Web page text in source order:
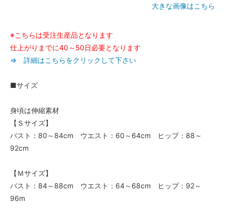
大きな画像はこちら
※こちらは受注生産品となります
仕上がりまでに40～50日必要となります
⇒ 詳細はこちらをクリックして下さい
■サイズ
身頃は伸縮素材
【Ｓサイズ】
バスト：80～84cm ウエスト：60～64cm ヒップ：88～
92cm
【Ｍサイズ】
バスト：84～88cm ウエスト：64～68cm ヒップ：92～
96m